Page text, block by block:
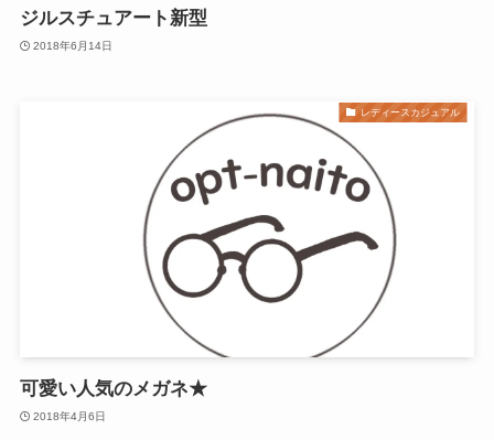
ジルスチュアート新型
2018年6月14日
レディースカジュアル
可愛い人気のメガネ★
2018年4月6日